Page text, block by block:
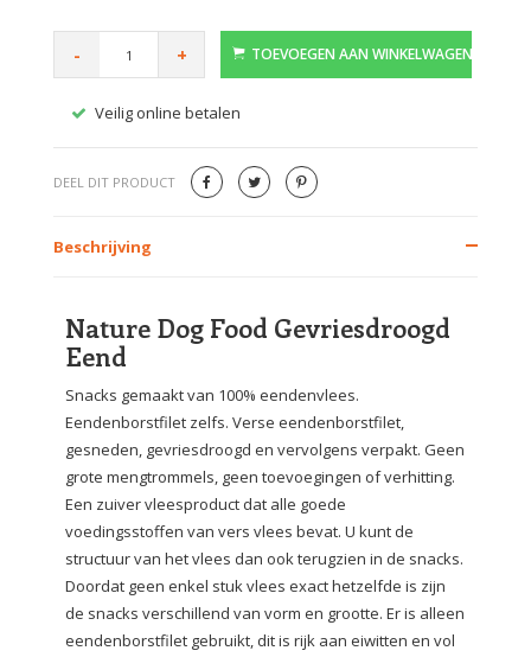
- + TOEVOEGEN AAN WINKELWAGEN
Veilig online betalen
DEEL DIT PRODUCT
Beschrijving
Nature Dog Food Gevriesdroogd
Eend
Snacks gemaakt van 100% eendenvlees.
Eendenborstfilet zelfs. Verse eendenborstfilet,
gesneden, gevriesdroogd en vervolgens verpakt. Geen
grote mengtrommels, geen toevoegingen of verhitting.
Een zuiver vleesproduct dat alle goede
voedingsstoffen van vers vlees bevat. U kunt de
structuur van het vlees dan ook terugzien in de snacks.
Doordat geen enkel stuk vlees exact hetzelfde is zijn
de snacks verschillend van vorm en grootte. Er is alleen
eendenborstfilet gebruikt, dit is rijk aan eiwitten en vol